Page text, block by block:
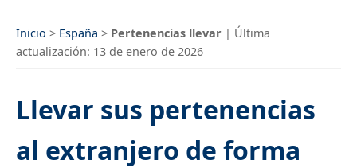
Inicio > España > Pertenencias llevar | Última
actualización: 13 de enero de 2026
Llevar sus pertenencias
al extranjero de forma